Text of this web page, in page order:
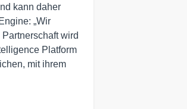
kann daher
„Wir
wird
Platform
mit ihrem